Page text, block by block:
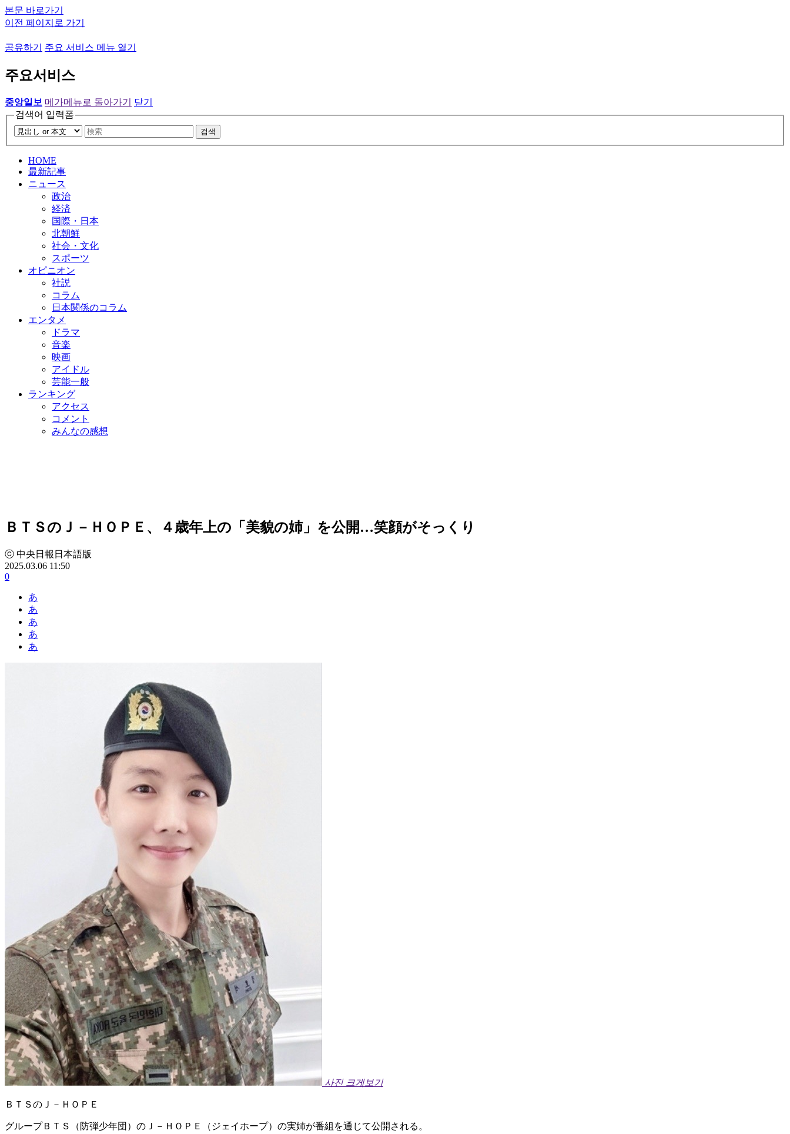
본문 바로가기
이전 페이지로 가기
공유하기 주요 서비스 메뉴 열기
주요서비스
중앙일보 메가메뉴로 돌아가기
닫기
검색어 입력폼
검색
HOME
最新記事
ニュース
政治
経済
国際・日本
北朝鮮
社会・文化
スポーツ
オピニオン
社説
コラム
日本関係のコラム
エンタメ
ドラマ
音楽
映画
アイドル
芸能一般
ランキング
アクセス
コメント
みんなの感想
​ＢＴＳのＪ－ＨＯＰＥ、４歳年上の「美貌の姉」を公開…笑顔がそっくり
ⓒ 中央日報日本語版
2025.03.06 11:50
0
あ
あ
あ
あ
あ
사진 크게보기
​ＢＴＳのＪ－ＨＯＰＥ
グループＢＴＳ（防弾少年団）のＪ－ＨＯＰＥ（ジェイホープ）の実姉が番組を通じて公開される。